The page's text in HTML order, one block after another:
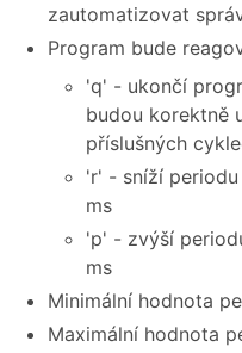
zautomatizovat
Program bude
'q' - ukončí
budou korektně
příslušných
'r' - sníží
ms
'p' - zvýší
ms
Minimální hodnota
Maximální hodnota